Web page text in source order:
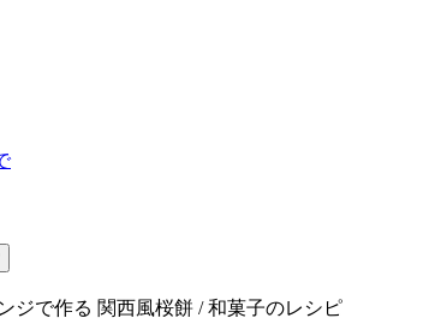
ジで作る 関西風桜餅 / 和菓子のレシピ